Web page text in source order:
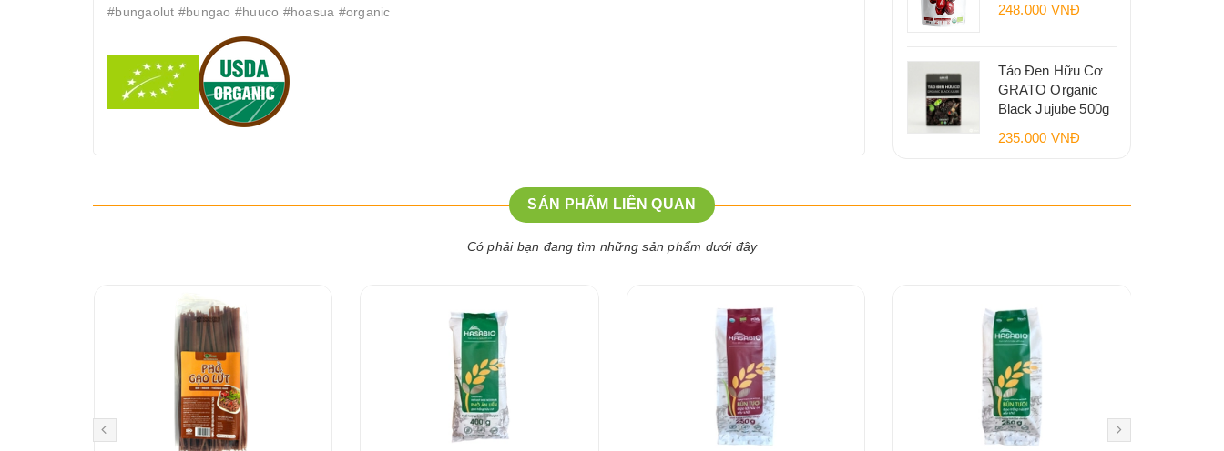
#bungaolut #bungao #huuco #hoasua #organic
248.000 VNĐ
Táo Đen Hữu Cơ
GRATO Organic
Black Jujube 500g
235.000 VNĐ
SẢN PHẨM LIÊN QUAN
Có phải bạn đang tìm những sản phẩm dưới đây